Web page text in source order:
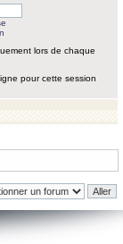
lors de chaque
pour cette session